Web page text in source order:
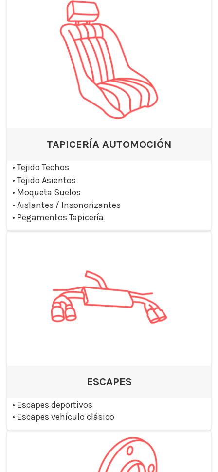
TAPICERÍA AUTOMOCIÓN
• Tejido Techos
• Tejido Asientos
• Moqueta Suelos
• Aislantes / Insonorizantes
• Pegamentos Tapicería
ESCAPES
• Escapes deportivos
• Escapes vehículo clásico